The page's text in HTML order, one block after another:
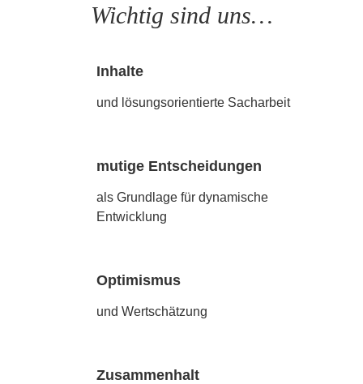
Wichtig sind uns…
Inhalte
und lösungsorientierte Sacharbeit
mutige Entscheidungen
als Grundlage für dynamische
Entwicklung
Optimismus
und Wertschätzung
Zusammenhalt